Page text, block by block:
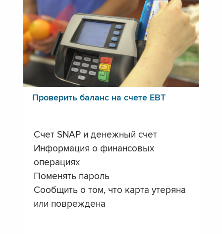
Проверить баланс на счете ЕВТ
Счет SNAP и денежный счет
Информация о финансовых
операциях
Поменять пароль
Сообщить о том, что карта утеряна
или повреждена